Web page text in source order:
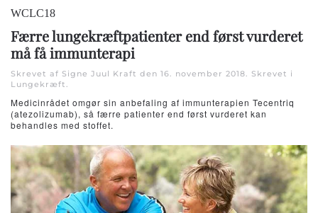
WCLC18
Færre lungekræftpatienter end først vurderet
må få immunterapi
Skrevet af Signe Juul Kraft den 16. november 2018. Skrevet i
Lungekræft.
Medicinrådet omgør sin anbefaling af immunterapien Tecentriq
(atezolizumab), så færre patienter end først vurderet kan
behandles med stoffet.